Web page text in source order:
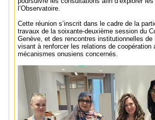
l’Observatoire.
Cette réunion s’inscrit dans le cadre de la
travaux de la soixante-deuxième session du
Genève, et des rencontres institutionnelles de
visant à renforcer les relations de coopération
mécanismes onusiens concernés.